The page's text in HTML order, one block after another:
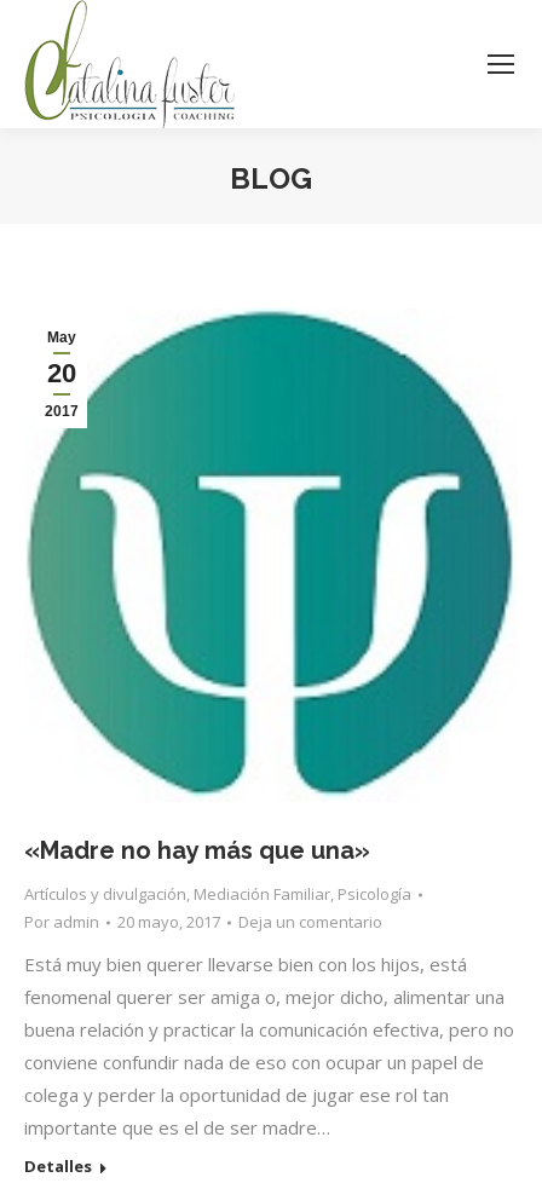
BLOG
May
20
2017
«Madre no hay más que una»
Artículos y divulgación, Mediación Familiar, Psicología
Por admin 20 mayo, 2017 Deja un comentario
Está muy bien querer llevarse bien con los hijos, está
fenomenal querer ser amiga o, mejor dicho, alimentar una
buena relación y practicar la comunicación efectiva, pero no
conviene confundir nada de eso con ocupar un papel de
colega y perder la oportunidad de jugar ese rol tan
importante que es el de ser madre…
Detalles